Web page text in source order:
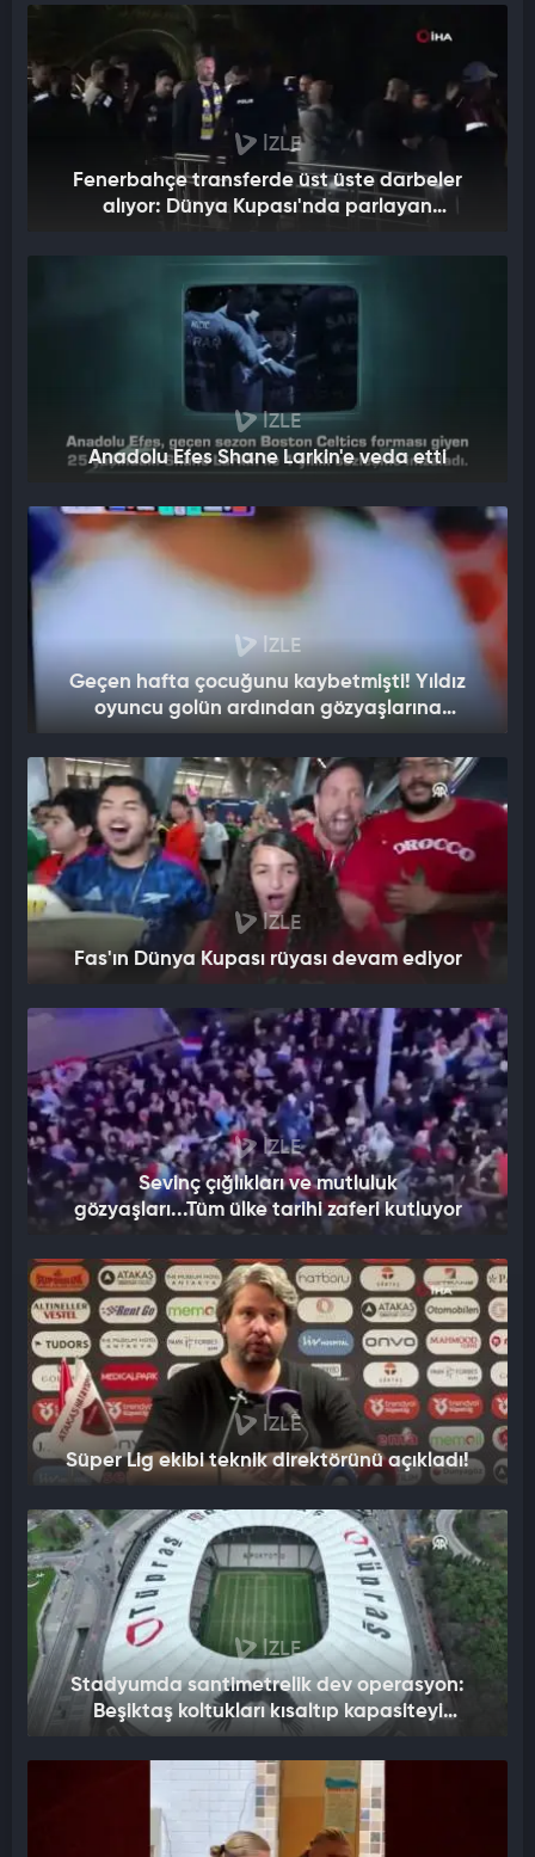
İZLE
Fenerbahçe transferde üst üste darbeler
alıyor: Dünya Kupası'nda parlayan
İZLE
Anadolu Efes Shane Larkin'e veda etti
İZLE
Geçen hafta çocuğunu kaybetmişti! Yıldız
oyuncu golün ardından gözyaşlarına
boğuldu
İZLE
Fas'ın Dünya Kupası rüyası devam ediyor
İZLE
Sevinç çığlıkları ve mutluluk
gözyaşları...Tüm ülke tarihi zaferi kutluyor
İZLE
Süper Lig ekibi teknik direktörünü açıkladı!
İZLE
Stadyumda santimetrelik dev operasyon:
Beşiktaş koltukları kısaltıp kapasiteyi
artırıyor!